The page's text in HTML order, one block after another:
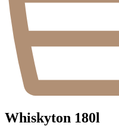
Whiskyton 180l